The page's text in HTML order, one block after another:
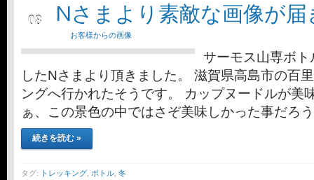
08 Nさまより素敵な画像が
お客様からの画像
サーモス山専ボ
したNさまより頂きました。 滋賀県高島市の百
ングへ行かれたそうです。 カップヌードルが美
ぁ、この景色の中ではさぞ美味しかった事だろ
続きを読む »
タグ: トレッキング ボトル 冬